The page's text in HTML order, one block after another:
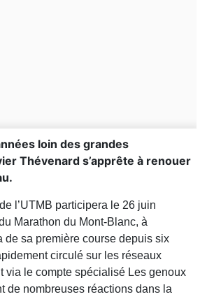
loin des grandes
Thévenard s’apprête à renouer
l’UTMB participera le 26 juin
Marathon du Mont-Blanc, à
de sa première course depuis six
circulé sur les réseaux
via le compte spécialisé Les genoux
de nombreuses réactions dans la